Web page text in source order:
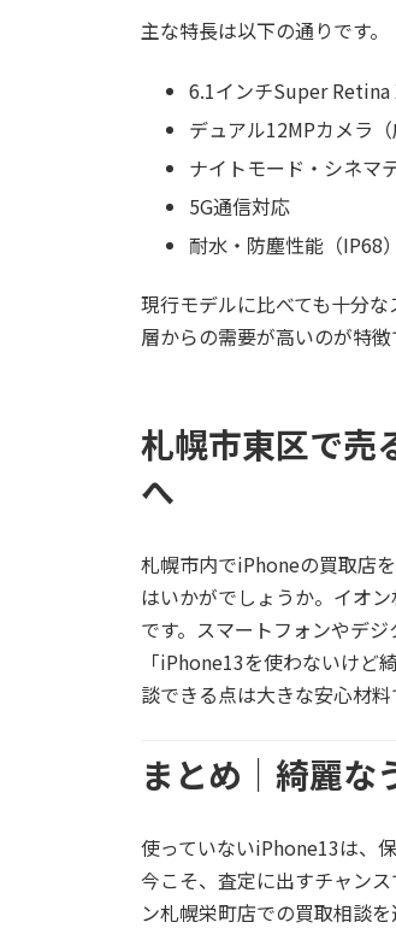
主な特長は以下の通りです。
6.1インチSuper Retina
デュアル12MPカメラ（
ナイトモード・シネマ
5G通信対応
耐水・防塵性能（IP68）
現行モデルに比べても十分
層からの需要が高いのが特
札幌市東区で売
へ
札幌市内でiPhoneの買取店を
はいかがでしょうか。イオ
です。スマートフォンやデ
「iPhone13を使わないけど
談できる点は大きな安心材料
まとめ｜綺麗な
使っていないiPhone13は、
今こそ、査定に出すチャン
ン札幌栄町店での買取相談